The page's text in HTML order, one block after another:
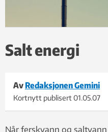
Salt energi
Av Redaksjonen Gemini
Kortnytt publisert01.05.07
Når ferskvann og